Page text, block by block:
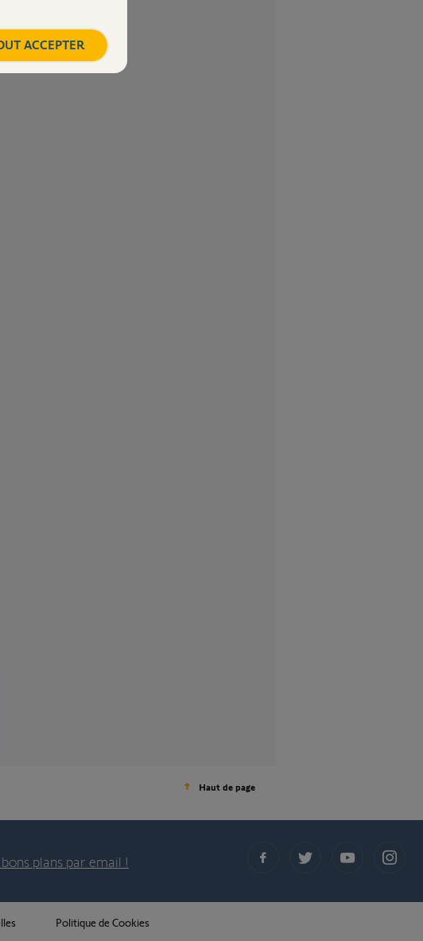
Haut de page
plans par email !
Politique de Cookies
ACCEPTER